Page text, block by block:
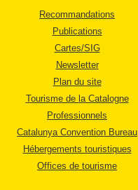
Recommandations
Publications
Cartes/SIG
Newsletter
Plan du site
Tourisme de la Catalogne
Professionnels
Catalunya Convention Bureau
Hébergements touristiques
Offices de tourisme